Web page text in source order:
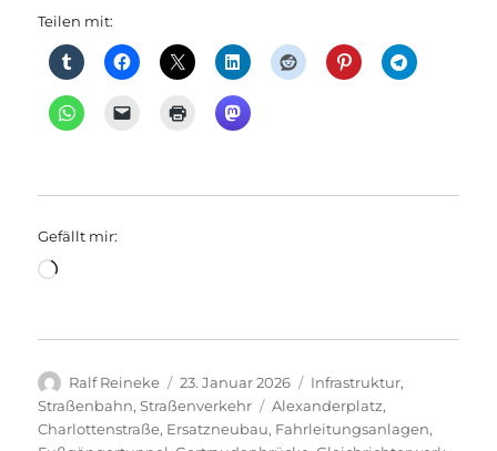
Teilen mit:
Gefällt mir:
Wird
Autor
Ralf Reineke
Veröffentlicht
am
23. Januar 2026 Kategorien
Infrastruktur,
Straßenbahn,Straßenverkehr Schlagwörter
Alexanderplatz,
Charlottenstraße, Ersatzneubau, Fahrleitungsanlagen,